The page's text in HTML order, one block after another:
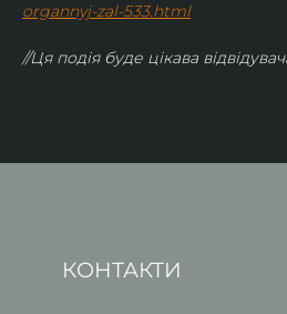
organnyj-zal-533.html
//Ця подія буде цікава
КОНТАКТИ